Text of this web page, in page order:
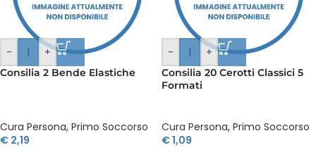
- +
Consilia 2 Bende Elastiche
Cura Persona, Primo Soccorso
€ 2,19
- +
Consilia 20 Cerotti Classici 5
Formati
Cura Persona, Primo Soccorso
€1,09